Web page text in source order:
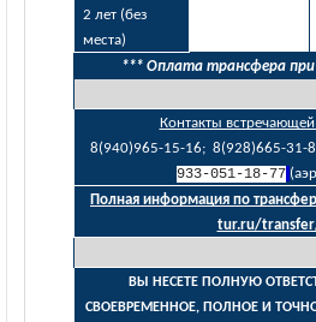
2 лет (без
места)
*** Оплата трансфера при
Контакты
8(940)965-15-16;  8(928)665-31-
933-051-18-77
Полная информация по
tur.ru/
ВЫ НЕСЕТЕ ПОЛНУЮ
СВОЕВРЕМЕННОЕ, ПОЛНОЕ И